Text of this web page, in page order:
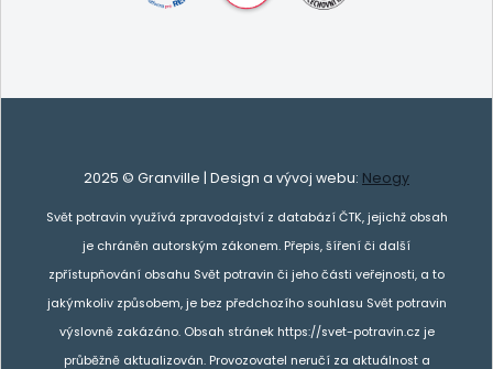
2025 © Granville | Design a vývoj webu: Neogy
Svět potravin využívá zpravodajství z databází ČTK, jejichž obsah
je chráněn autorským zákonem. Přepis, šíření či další
zpřístupňování obsahu Svět potravin či jeho části veřejnosti, a to
jakýmkoliv způsobem, je bez předchozího souhlasu Svět potravin
výslovně zakázáno. Obsah stránek https://svet-potravin.cz je
průběžně aktualizován. Provozovatel neručí za aktuálnost a